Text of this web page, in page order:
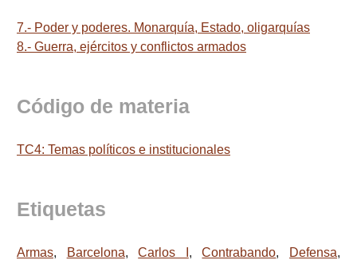
7.- Poder y poderes. Monarquía, Estado, oligarquías
8.- Guerra, ejércitos y conflictos armados
Código de materia
TC4: Temas políticos e institucionales
Etiquetas
Armas, Barcelona,Carlos I ,Contrabando, Defensa,